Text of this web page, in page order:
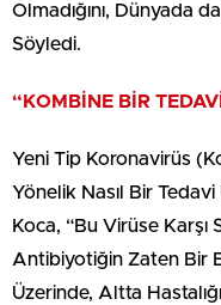
Olmadığını, Dünyada
Söyledi.
“KOMBİNE BİR
Yeni Tip Koronavirüs
Yönelik Nasıl Bir
Koca, “Bu Virüse
Antibiyotiğin Zaten Bir
Üzerinde, Altta